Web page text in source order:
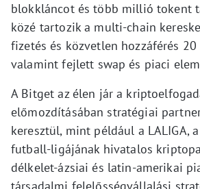
blokkláncot és több millió tokent
közé tartozik a multi-chain
fizetés és közvetlen hozzáférés
valamint fejlett swap és piaci
A Bitget az élen jár a
előmozdításában stratégiai
keresztül, mint például a LALIGA,
futball-ligájának hivatalos
délkelet-ázsiai és latin-amerikai